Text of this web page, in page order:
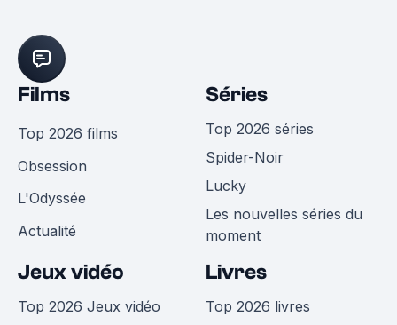
Films
Top 2026 films
Obsession
L'Odyssée
Actualité
Séries
Top 2026 séries
Spider-Noir
Lucky
Les nouvelles séries du
moment
Jeux vidéo
Top 2026 Jeux vidéo
Livres
Top 2026 livres